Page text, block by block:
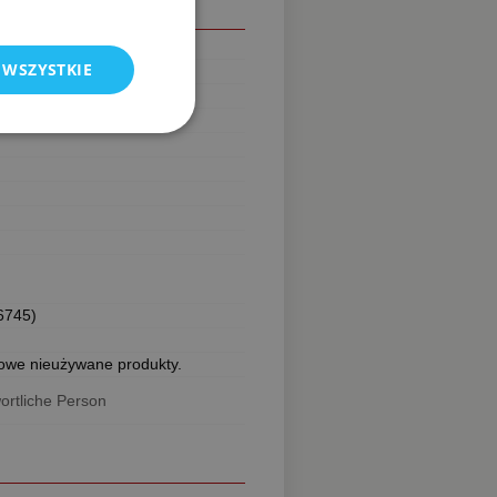
Zeitschriften
wygrać bliskość
nieużywane produkty.
Person